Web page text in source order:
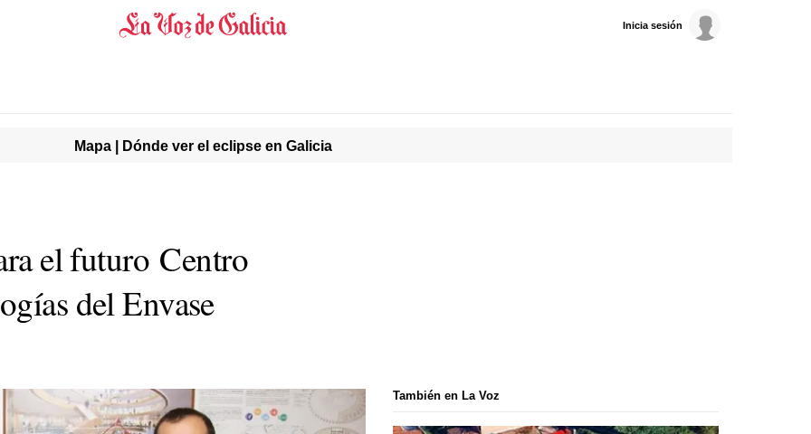
Inicia sesión
Mapa | Dónde ver el eclipse en Galicia
el futuro Centro
del Envase
También en La Voz